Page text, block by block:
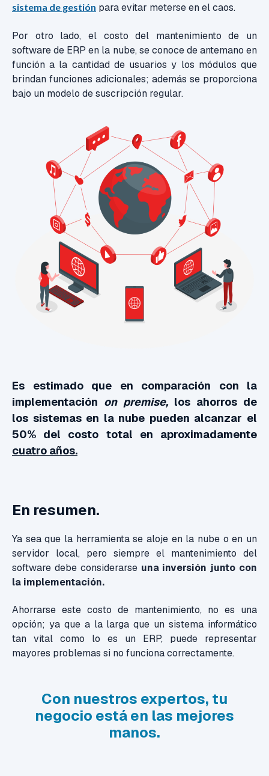
sistema de gestión para evitar meterse en el caos.
Por otro lado, el costo del mantenimiento de un
software de ERP en la nube, se conoce de antemano en
función a la cantidad de usuarios y los módulos que
brindan funciones adicionales; además se proporciona
bajo un modelo de suscripción regular.
Es estimado que en comparación con la
implementación on premise,los ahorros de
los sistemas en la nube pueden alcanzar el
50% del costo total en aproximadamente
cuatro años.
En resumen.
Ya sea que la herramienta se aloje en la nube o en un
servidor local, pero siempre el mantenimiento del
software debe considerarse una inversión junto con
la implementación.
Ahorrarse este costo de mantenimiento, no es una
opción; ya que a la larga que un sistema informático
tan vital como lo es un ERP, puede representar
mayores problemas si no funciona correctamente.
Con nuestros expertos, tu
negocio está en las mejores
manos.